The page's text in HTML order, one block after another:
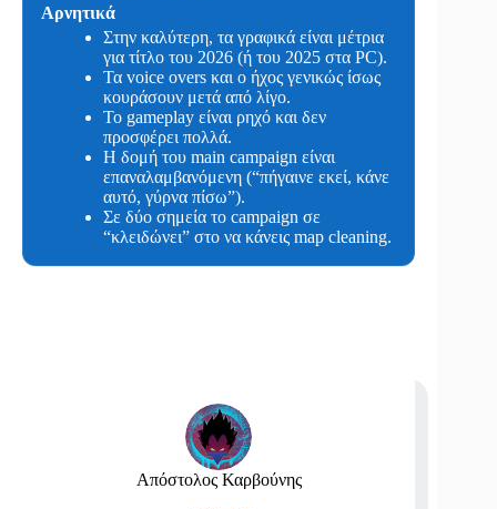
Αρνητικά
Στην καλύτερη, τα γραφικά είναι μέτρια
για τίτλο του 2026 (ή του 2025 στα PC).
Τα voice overs και ο ήχος γενικώς ίσως
κουράσουν μετά από λίγο.
Το gameplay είναι ρηχό και δεν
προσφέρει πολλά.
Η δομή του main campaign είναι
επαναλαμβανόμενη (“πήγαινε εκεί, κάνε
αυτό, γύρνα πίσω”).
Σε δύο σημεία το campaign σε
“κλειδώνει” στο να κάνεις map cleaning.
Απόστολος Καρβούνης